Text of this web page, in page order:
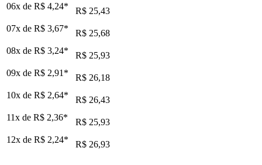
06x de R$ 4,24*
R$ 25,43
07x de R$ 3,67*
R$ 25,68
08x de R$ 3,24*
R$ 25,93
09x de R$ 2,91 *
R$ 26,18
10x de R$ 2,64*
R$ 26,43
11x de R$ 2,36*
R$ 25,93
12x de R$ 2,24* R$ 26,93